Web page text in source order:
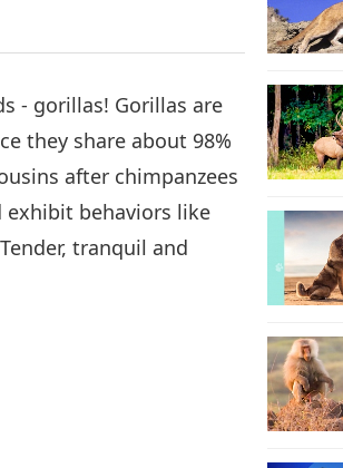
- gorillas! Gorillas are
they share about 98%
after chimpanzees
exhibit behaviors like
tranquil and